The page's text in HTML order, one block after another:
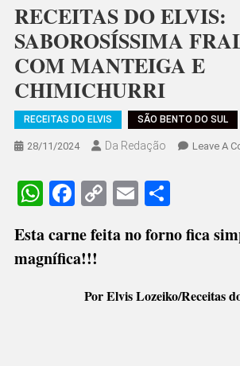
RECEITAS DO ELVIS:
SABOROSÍSSIMA
COM MANTEIGA E
CHIMICHURRI
RECEITAS DO ELVIS SÃO BENTO DO SUL
28/11/2024 Da Redação Leave A
WhatsApp
Facebook
CopyEmailShare
Esta carne feita no forno fica
magnífica!!!
Por Elvis Lozeiko/Receitas